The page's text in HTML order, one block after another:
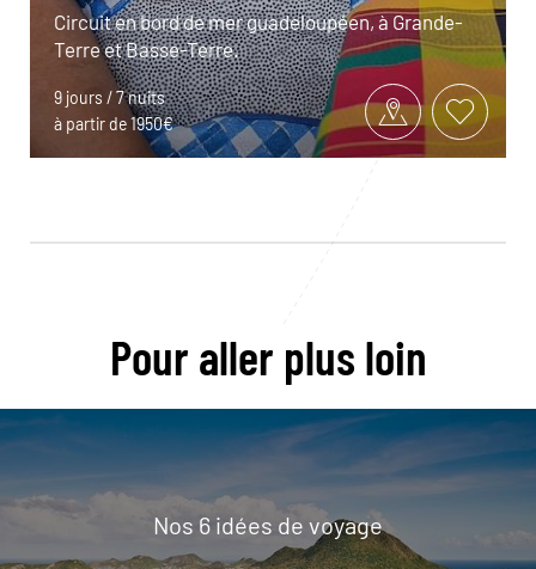
Circuit en bord de mer guadeloupéen, à Grande-
Terre et Basse-Terre.
9 jours / 7 nuits
à partir de 1950€
Pour aller plus loin
Nos 6 idées de voyage